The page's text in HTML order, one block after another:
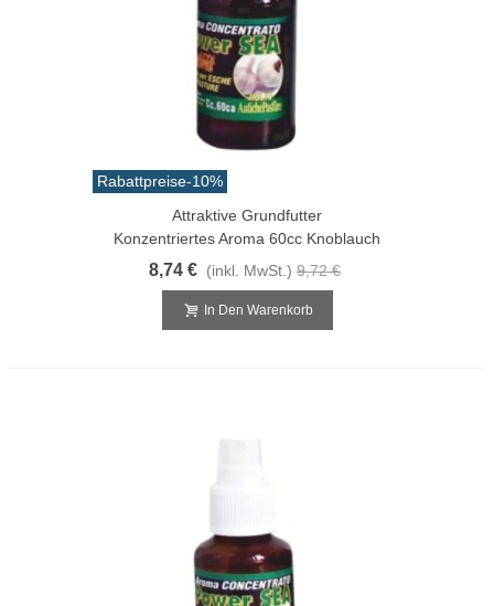
Rabattpreise-10%
Attraktive Grundfutter
Konzentriertes Aroma 60cc Knoblauch
8,74 € (inkl. MwSt.) 9,72 €
In Den Warenkorb